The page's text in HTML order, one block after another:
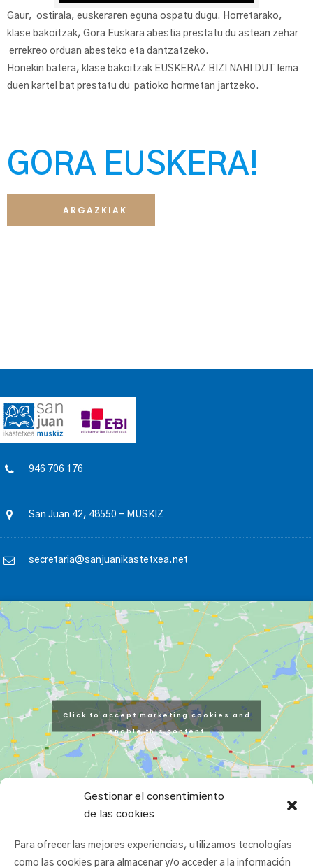
Gestionar el consentimiento
de las cookies
Para ofrecer las mejores experiencias, utilizamos tecnologías
como las cookies para almacenar y/o acceder a la información
Gaur, ostirala, euskeraren eguna ospatu dugu. Horretarako,
klase bakoitzak, Gora Euskara abestia prestatu du astean zehar
errekreo orduan abesteko eta dantzatzeko.
Honekin batera, klase bakoitzak EUSKERAZ BIZI NAHI DUT lema
duen kartel bat prestatu du patioko hormetan jartzeko.
GORA EUSKERA!
ARGAZKIAK
946 706 176
San Juan 42, 48550 – MUSKIZ
secretaria@sanjuanikastetxea.net
Click to accept marketing cookies and
enable this content